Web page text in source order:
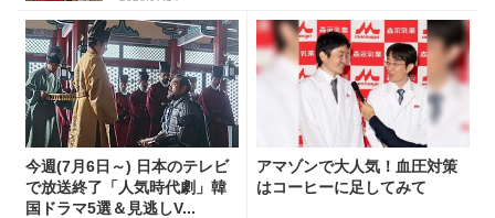
今週(7月6日～) 日本のテレビ
で放送終了「人気時代劇」韓
国ドラマ5選＆見逃しV...
アマゾンで大人気！血圧対策
はコーヒーに足してみて